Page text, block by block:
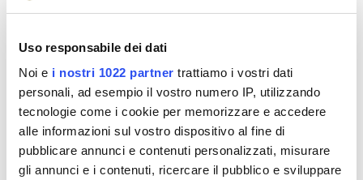
Uso responsabile dei dati
Noi e i nostri 1022 partner trattiamo i vostri dati
personali, ad esempio il vostro numero IP, utilizzando
tecnologie come i cookie per memorizzare e accedere
alle informazioni sul vostro dispositivo al fine di
pubblicare annunci e contenuti personalizzati, misurare
gli annunci e i contenuti, ricercare il pubblico e sviluppare